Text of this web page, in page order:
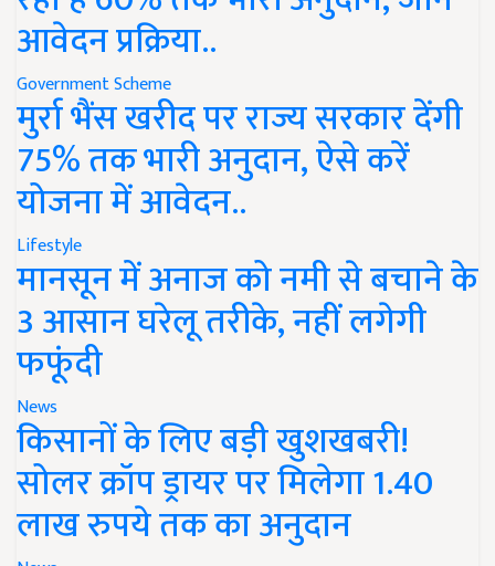
आवेदन प्रक्रिया..
Government Scheme
मुर्रा भैंस खरीद पर राज्य सरकार देंगी
75% तक भारी अनुदान, ऐसे करें
योजना में आवेदन..
Lifestyle
मानसून में अनाज को नमी से बचाने के
3 आसान घरेलू तरीके, नहीं लगेगी
फफूंदी
News
किसानों के लिए बड़ी खुशखबरी!
सोलर क्रॉप ड्रायर पर मिलेगा 1.40
लाख रुपये तक का अनुदान